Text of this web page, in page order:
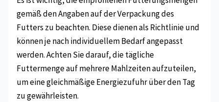
gemäß den Angaben auf der Verpackung des
Futters zu beachten. Diese dienen als Richtlinie und
können je nach individuellem Bedarf angepasst
werden. Achten Sie darauf, die tägliche
Futtermenge auf mehrere Mahlzeiten aufzuteilen,
um eine gleichmäßige Energiezufuhr über den Tag
zu gewährleisten.